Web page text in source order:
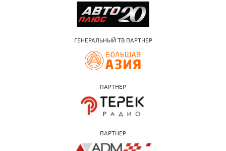
ГЕНЕРАЛЬНЫЙ ТВ ПАРТНЕР
ПАРТНЕР
ПАРТНЕР